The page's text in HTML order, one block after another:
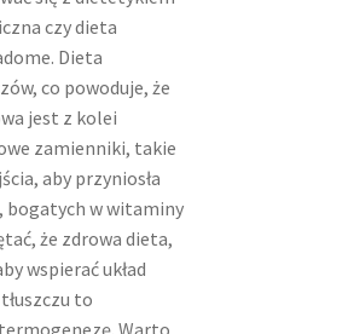
czy dieta
Dieta
co powoduje, że
jest z kolei
zamienniki, takie
aby przyniosła
bogatych w witaminy
że zdrowa dieta,
wspierać układ
to
Warto